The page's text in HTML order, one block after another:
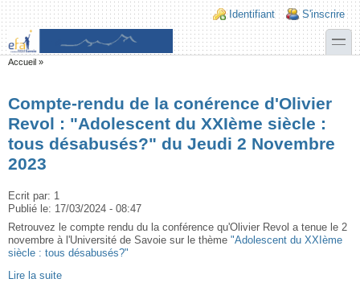
Aller au contenu principal
Skip to search
Login links
Identifiant S'inscrire
toggle
Vous êtes ici
Accueil »
Compte-rendu de la conérence d'Olivier
Revol : "Adolescent du XXIème siècle :
tous désabusés?" du Jeudi 2 Novembre
2023
Ecrit par: 1
Publié le: 17/03/2024 - 08:47
Retrouvez le compte rendu du la conférence qu'Olivier Revol a tenue le 2
novembre à l'Université de Savoie sur le thème "Adolescent du XXIème
siècle : tous désabusés?"
Lire la suite